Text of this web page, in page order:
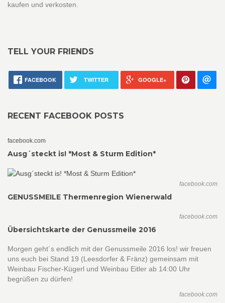
kaufen und verkosten.
TELL YOUR FRIENDS
FACEBOOK TWITTER GOOGLE+
RECENT FACEBOOK POSTS
facebook.com
Ausg´steckt is! *Most & Sturm Edition*
facebook.com
GENUSSMEILE Thermenregion Wienerwald
facebook.com
Übersichtskarte der Genussmeile 2016
Morgen geht´s endlich mit der Genussmeile 2016 los! wir freuen
uns euch bei Stand 19 (Leesdorfer & Fränz) gemeinsam mit
Weinbau Fischer-Kügerl und Weinbau Eitler ab 14:00 Uhr
begrüßen zu dürfen!
facebook.com